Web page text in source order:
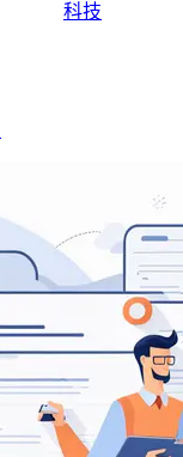
科技